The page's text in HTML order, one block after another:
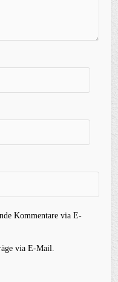
Kommentare via E-
via E-Mail.